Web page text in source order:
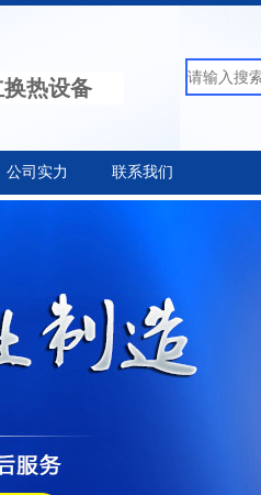
热设备
公司实力 联系我们